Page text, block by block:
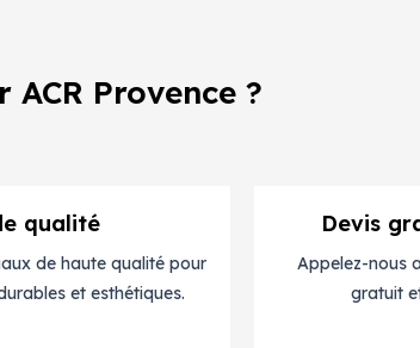
Provence ?
qualité
de haute qualité pour
et esthétiques.
Devis
Appelez-nous
gratuit